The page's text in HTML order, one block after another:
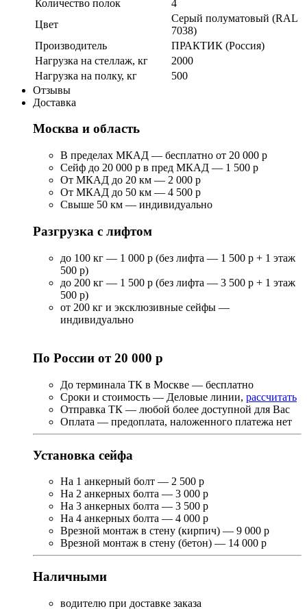
Количество полок
4
Цвет
Серый полуматовый (RAL
7038)
Производитель
ПРАКТИК (Россия)
Нагрузка на стеллаж, кг
2000
Нагрузка на полку, кг
500
Отзывы
Доставка
Москва и область
В пределах МКАД — бесплатно от 20 000 р
Сейф до 20 000 р в пред МКАД — 1 500 р
От МКАД до 20 км — 2 000 р
От МКАД до 50 км — 4 500 р
Свыше 50 км — индивидуально
Разгрузка с лифтом
до 100 кг — 1 000 р (без лифта — 1 500 р + 1 этаж
500 р)
до 200 кг — 1 500 р (без лифта — 3 500 р + 1 этаж
500 р)
от 200 кг и эксклюзивные сейфы —
индивидуально
По России от 20 000 р
До терминала ТК в Москве — бесплатно
Сроки и стоимость — Деловые линии, рассчитать
Отправка ТК — любой более доступной для Вас
Оплата — предоплата, наложенного платежа нет
Установка сейфа
На 1 анкерный болт — 2 500 р
На 2 анкерных болта — 3 000 р
На 3 анкерных болта — 3 500 р
На 4 анкерных болта — 4 000 р
Врезной монтаж в стену (кирпич) — 9 000 р
Врезной монтаж в стену (бетон) — 14 000 р
Наличными
водителю при доставке заказа